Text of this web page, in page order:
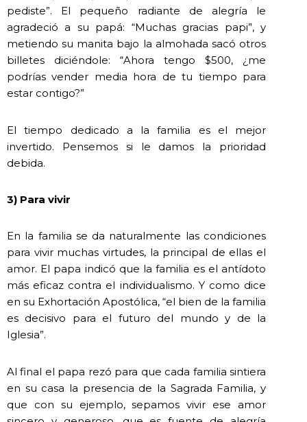
pediste”. El pequeño radiante de alegría le
agradeció a su papá: “Muchas gracias papi”, y
metiendo su manita bajo la almohada sacó otros
billetes diciéndole: “Ahora tengo $500, ¿me
podrías vender media hora de tu tiempo para
estar contigo?”
El tiempo dedicado a la familia es el mejor
invertido. Pensemos si le damos la prioridad
debida.
3) Para vivir
En la familia se da naturalmente las condiciones
para vivir muchas virtudes, la principal de ellas el
amor. El papa indicó que la familia es el antídoto
más eficaz contra el individualismo. Y como dice
en su Exhortación Apostólica, “el bien de la familia
es decisivo para el futuro del mundo y de la
Iglesia”.
Al final el papa rezó para que cada familia sintiera
en su casa la presencia de la Sagrada Familia, y
que con su ejemplo, sepamos vivir ese amor